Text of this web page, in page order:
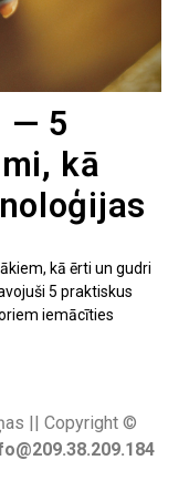
— 5
kā
kā ērti un gudri
5 praktiskus
iemācīties
|| Copyright ©